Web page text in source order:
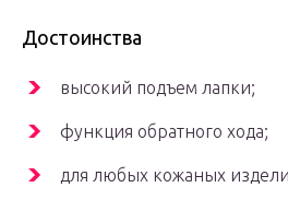
Достоинства
высокий подъем лапки;
функция обратного хода;
для любых кожаных